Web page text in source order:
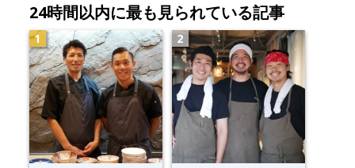
24時間以内に最も見られている記事